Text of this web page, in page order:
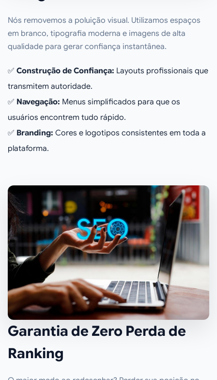
Nós removemos a poluição visual. Utilizamos espaços
em branco, tipografia moderna e imagens de alta
qualidade para gerar confiança instantânea.
✅ Construção de Confiança: Layouts profissionais que
transmitem autoridade.
✅ Navegação: Menus simplificados para que os
usuários encontrem tudo rápido.
✅ Branding: Cores e logotipos consistentes em toda a
plataforma.
Garantia de Zero Perda de
Ranking